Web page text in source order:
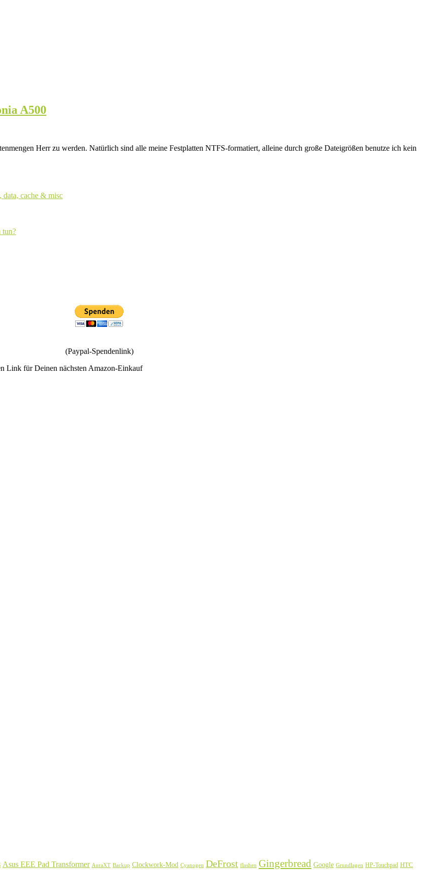
A500
Herr zu werden. Natürlich sind alle meine Festplatten NTFS-formatiert, alleine durch große Dateigrößen benutze ich kein
data, cache & misc
tun?
(Paypal-Spendenlink)
Link für Deinen nächsten Amazon-Einkauf
Asus EEE Pad Transformer AuraXT Backup Clockwork-Mod Cyanogen DeFrost flashen Gingerbread Google Grundlagen HP-Touchpad HTC